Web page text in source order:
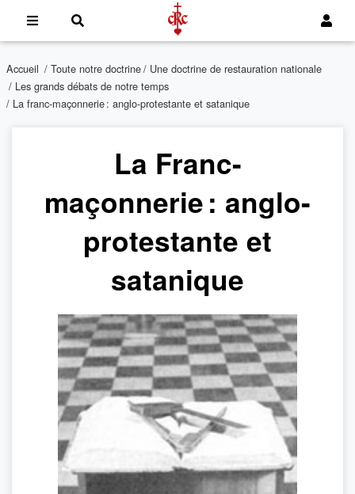
Accueil / Toute notre doctrine/ Une doctrine de restauration nationale
/ Les grands débats de notre temps
/ La franc-maçonnerie : anglo-protestante et satanique
La Franc-
maçonnerie : anglo-
protestante et
satanique